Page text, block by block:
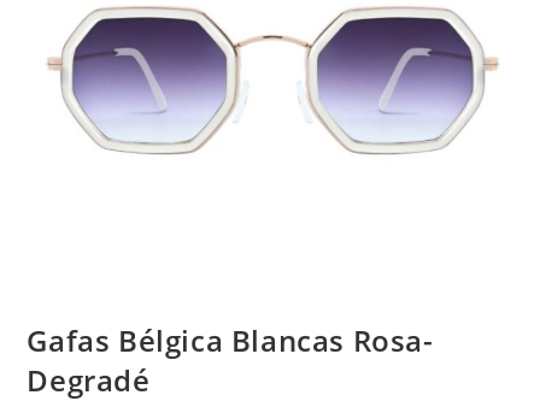
Gafas Bélgica Blancas Rosa-
Degradé